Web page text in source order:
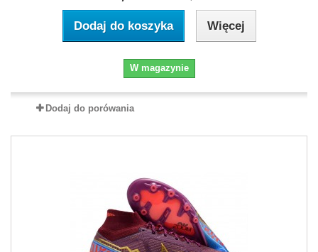
Dodaj do koszyka Więcej
W magazynie
Dodaj do porówania